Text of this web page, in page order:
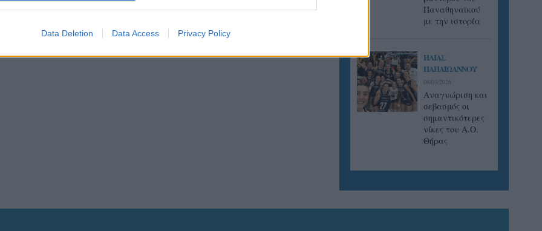
Data Deletion Data Access Privacy Policy
Παναθηναϊκού
με την ιστορία
ΗΛΙΑΣ
ΠΑΠΑΪΩΑΝΝΟΥ
08/03/2026
Αναγνώριση και
σεβασμός οι
σημαντικότερες
νίκες του Α.Ο.
Θήρας